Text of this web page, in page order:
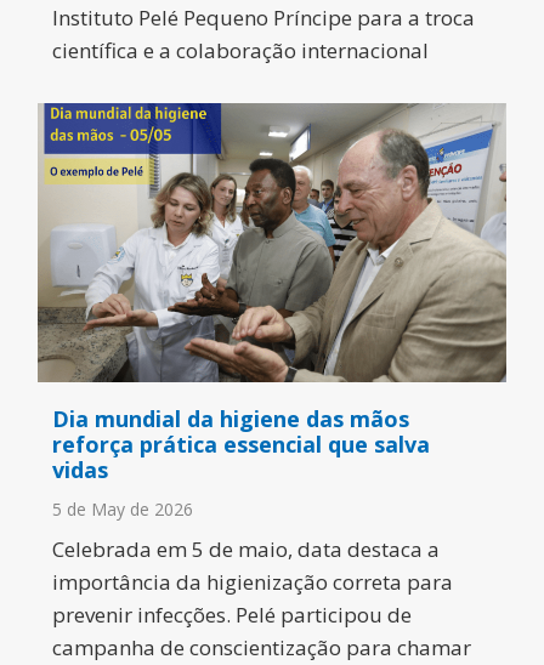
Instituto Pelé Pequeno Príncipe para a troca
científica e a colaboração internacional
Dia mundial da higiene das mãos
reforça prática essencial que salva
vidas
5 de May de 2026
Celebrada em 5 de maio, data destaca a
importância da higienização correta para
prevenir infecções. Pelé participou de
campanha de conscientização para chamar